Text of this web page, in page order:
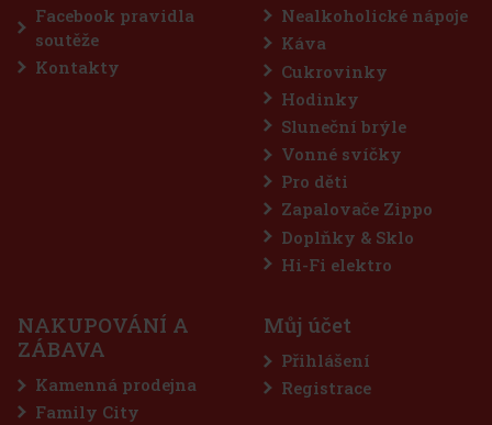
Extreme dražé dóza 64 g
Extreme jsou bezcukrové žvýkačky určené pro
kteří vyhledávají maximálně intenzivní mentolové
Silná kombinace chladivých mentolových tónů přináší
pocit svěžesti a dlouhotrvající svěží dech. Praktická dóza
DPH 57 Kč
Facebook pravidla
soutěže
Kontakty
Nealkoholické nápoje
Káva
Cukrovinky
Hodinky
Sluneční brýle
Vonné svíčky
Pro děti
Zapalovače Zippo
Doplňky & Sklo
Hi-Fi elektro
NAKUPOVÁNÍ A
ZÁBAVA
Kamenná prodejna
Family City
Můj účet
Přihlášení
Registrace